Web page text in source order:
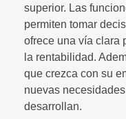
superior. Las
permiten tomar
ofrece una vía clara
la rentabilidad.
que crezca con su
nuevas
desarrollan.